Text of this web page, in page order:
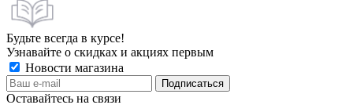
Будьте всегда в курсе!
Узнавайте о скидках и акциях первым
Новости магазина
Оставайтесь на связи